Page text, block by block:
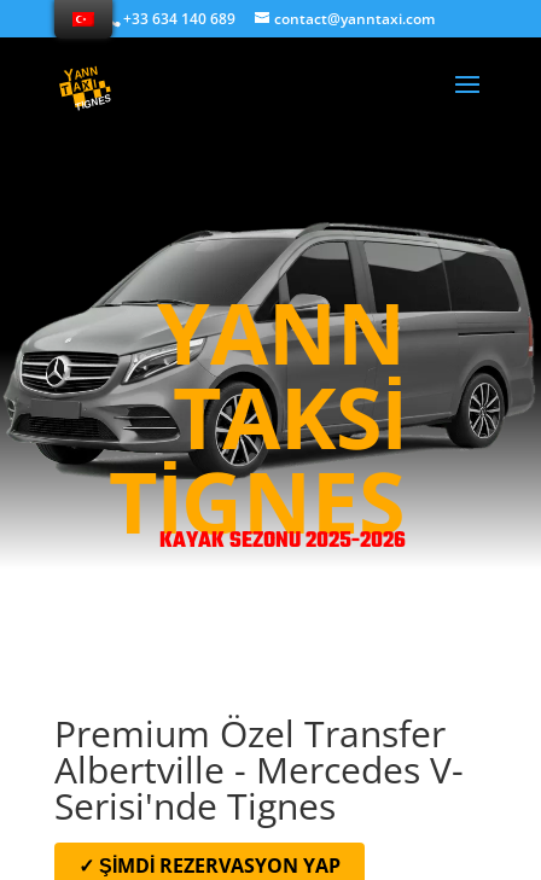
+33 634 140 689 contact@yanntaxi.com
YANN
TAKSI
TIGNES
KAYAK SEZONU 2025-2026
Premium Özel Transfer
Albertville - Mercedes V-
Serisi'nde Tignes
✓ ŞİMDİ REZERVASYON YAP